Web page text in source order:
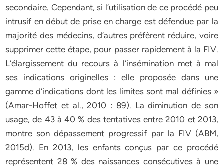
secondaire. Cependant, si l’utilisation de ce procédé peu
intrusif en début de prise en charge est défendue par la
majorité des médecins, d’autres préfèrent réduire, voire
supprimer cette étape, pour passer rapidement à la FIV.
L’élargissement du recours à l’insémination met à mal
ses indications originelles : elle proposée dans une
gamme d’indications dont les limites sont mal définies »
(Amar-Hoffet et al., 2010 : 89). La diminution de son
usage, de 43 à 40 % des tentatives entre 2010 et 2013,
montre son dépassement progressif par la FIV (ABM,
2015d). En 2013, les enfants conçus par ce procédé
représentent 28 % des naissances consécutives à une